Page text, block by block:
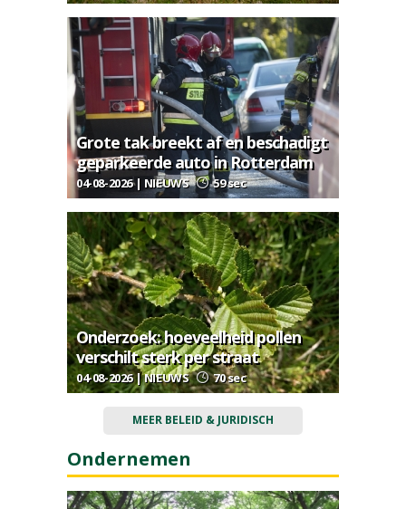
Grote tak breekt af en beschadigt
geparkeerde auto in Rotterdam
04-08-2026 | NIEUWS 59 sec
Onderzoek: hoeveelheid pollen
verschilt sterk per straat
04-08-2026 | NIEUWS 70 sec
MEER BELEID & JURIDISCH
Ondernemen